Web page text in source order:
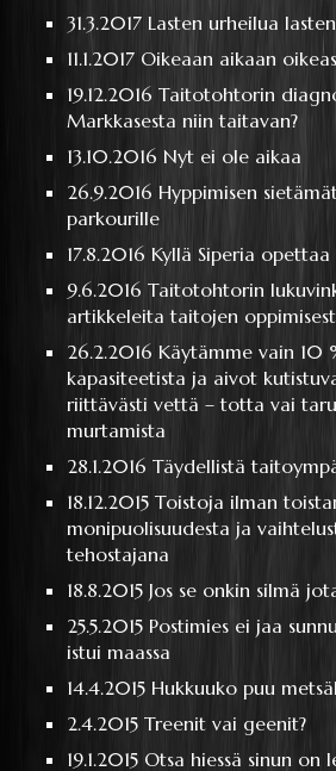
31.3.2017 Lasten urheilua
11.1.2017 Oikeaan aikaan
19.12.2016Taitotohtorin
Markkasesta niin taitavan?
13.10.2016Nyt ei ole aikaa
26.9.2016Hyppimisen
parkourille
17.8.2016Kyllä Siperia opettaa
9.6.2016Taitotohtorin
artikkeleita taitojen
26.2.2016Käytämme vain 10
kapasiteetista ja aivot
riittävästi vettä – totta vai
murtamista
28.1.2016Täydellistä
18.12.2015Toistoja ilman
monipuolisuudesta ja
tehostajana
18.8.2015 Jos se onkin silmä
25.5.2015Postimies ei jaa
istui maassa
14.4.2015 Hukkuuko puu
2.4.2015Treenit vai geenit?
19.1.2015 Otsa hiessä sinun on